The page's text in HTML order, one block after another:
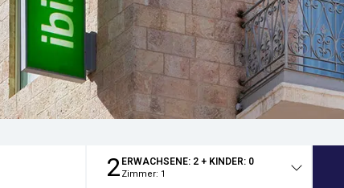
Gesamtzahl
2ERWACHSENE: 2+ KINDER: 0
Zimmer: 1